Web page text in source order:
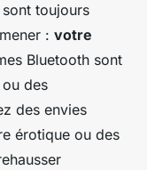
toujours
: votre
Bluetooth sont
ou des
des envies
érotique ou des